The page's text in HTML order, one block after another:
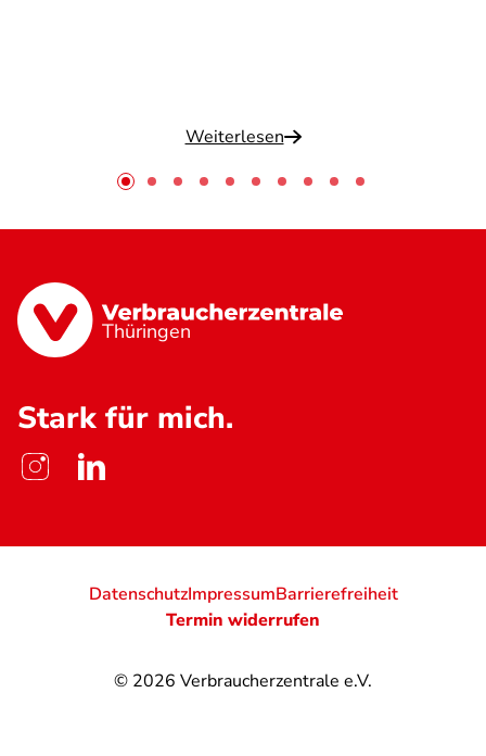
Weiterlesen
Thüringen
Stark für mich.
© 2026 Verbraucherzentrale e.V.
DatenschutzImpressumBarrierefreiheit
Termin widerrufen